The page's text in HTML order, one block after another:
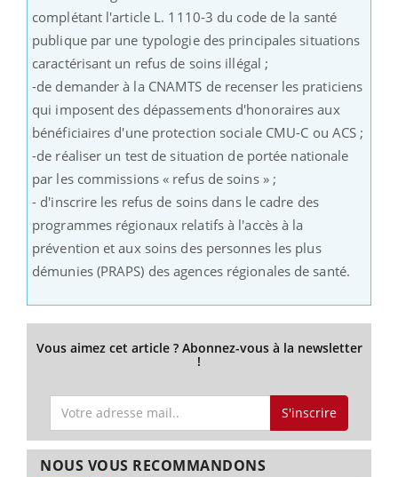
complétant l'article L. 1110-3 du code de la santé
publique par une typologie des principales situations
caractérisant un refus de soins illégal ;
-de demander à la CNAMTS de recenser les praticiens
qui imposent des dépassements d'honoraires aux
bénéficiaires d'une protection sociale CMU-C ou ACS ;
-de réaliser un test de situation de portée nationale
par les commissions « refus de soins » ;
- d'inscrire les refus de soins dans le cadre des
programmes régionaux relatifs à l'accès à la
prévention et aux soins des personnes les plus
démunies (PRAPS) des agences régionales de santé.
Vous aimez cet article ? Abonnez-vous à la newsletter
!
S'inscrire
NOUS VOUS RECOMMANDONS